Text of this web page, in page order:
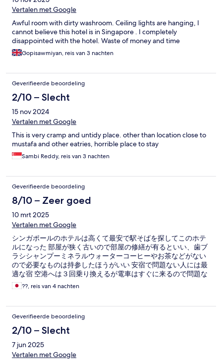
Vertalen met Google
Awful room with dirty washroom. Ceiling lights are hanging, I
cannot believe this hotel is in Singapore . I completely
disappointed with the hotel. Waste of money and time
Gopisawmiyan, reis van 3 nachten
Geverifieerde beoordeling
2/10 – Slecht
15 nov 2024
Vertalen met Google
This is very cramp and untidy place. other than location close to
mustafa and other eatries, horrible place to stay
Sambi Reddy, reis van 3 nachten
Geverifieerde beoordeling
8/10 – Zeer goed
10 mrt 2025
Vertalen met Google
シンガポールのホテルは高くて最安で駅そばを探してこのホテ
ルになった 部屋が狭く古いので部屋の修繕が有るといい、歯ブ
ラシシャンプーミネラルウォーターコーヒーやお茶などがない
ので必要なものは持参したほうがいい 安宿で問題ない人には最
適な宿 空港へは３回乗り換えるが電車はすぐに来るので問題な
しです??, reis van 4 nachten
Geverifieerde beoordeling
2/10 – Slecht
7 jun 2025
Vertalen met Google